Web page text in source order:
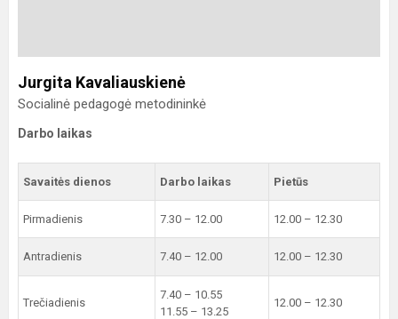
Jurgita Kavaliauskienė
Socialinė pedagogė metodininkė
Darbo laikas
Savaitės dienos Darbo laikas Pietūs
Pirmadienis 7.30 – 12.00 12.00 – 12.30
Antradienis 7.40 – 12.00 12.00 – 12.30
Trečiadienis
7.40 – 10.55
11.55 – 13.25
12.00 – 12.30